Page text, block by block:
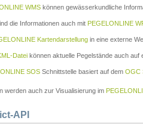
WMS können gewässerkundliche
die Informationen auch mit PEGELONLINE
Kartendarstellung in eine externe
Datei können aktuelle Pegelstände auch auf
SOS Schnittstelle basiert auf dem OGC
werden auch zur Visualisierung im
API